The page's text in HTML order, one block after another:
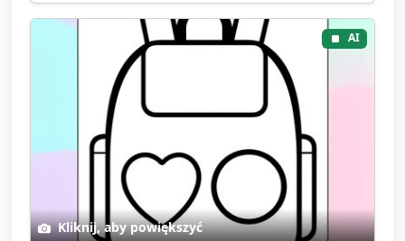
AI
Kliknij, aby powiększyć